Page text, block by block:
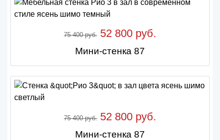
75 400 руб. 52 800 руб.
Мини-стенка 87
75 400 руб. 52 800 руб.
Мини-стенка 87